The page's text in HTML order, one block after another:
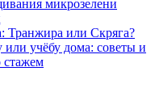
микрозелени
Транжира или Скряга?
или учёбу дома: советы и
стажем